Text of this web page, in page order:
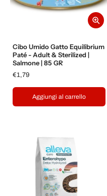
Cibo Umido Gatto Equilibrium
Paté - Adult & Sterilized |
Salmone | 85 GR
€1,79
Aggiungi al carrello